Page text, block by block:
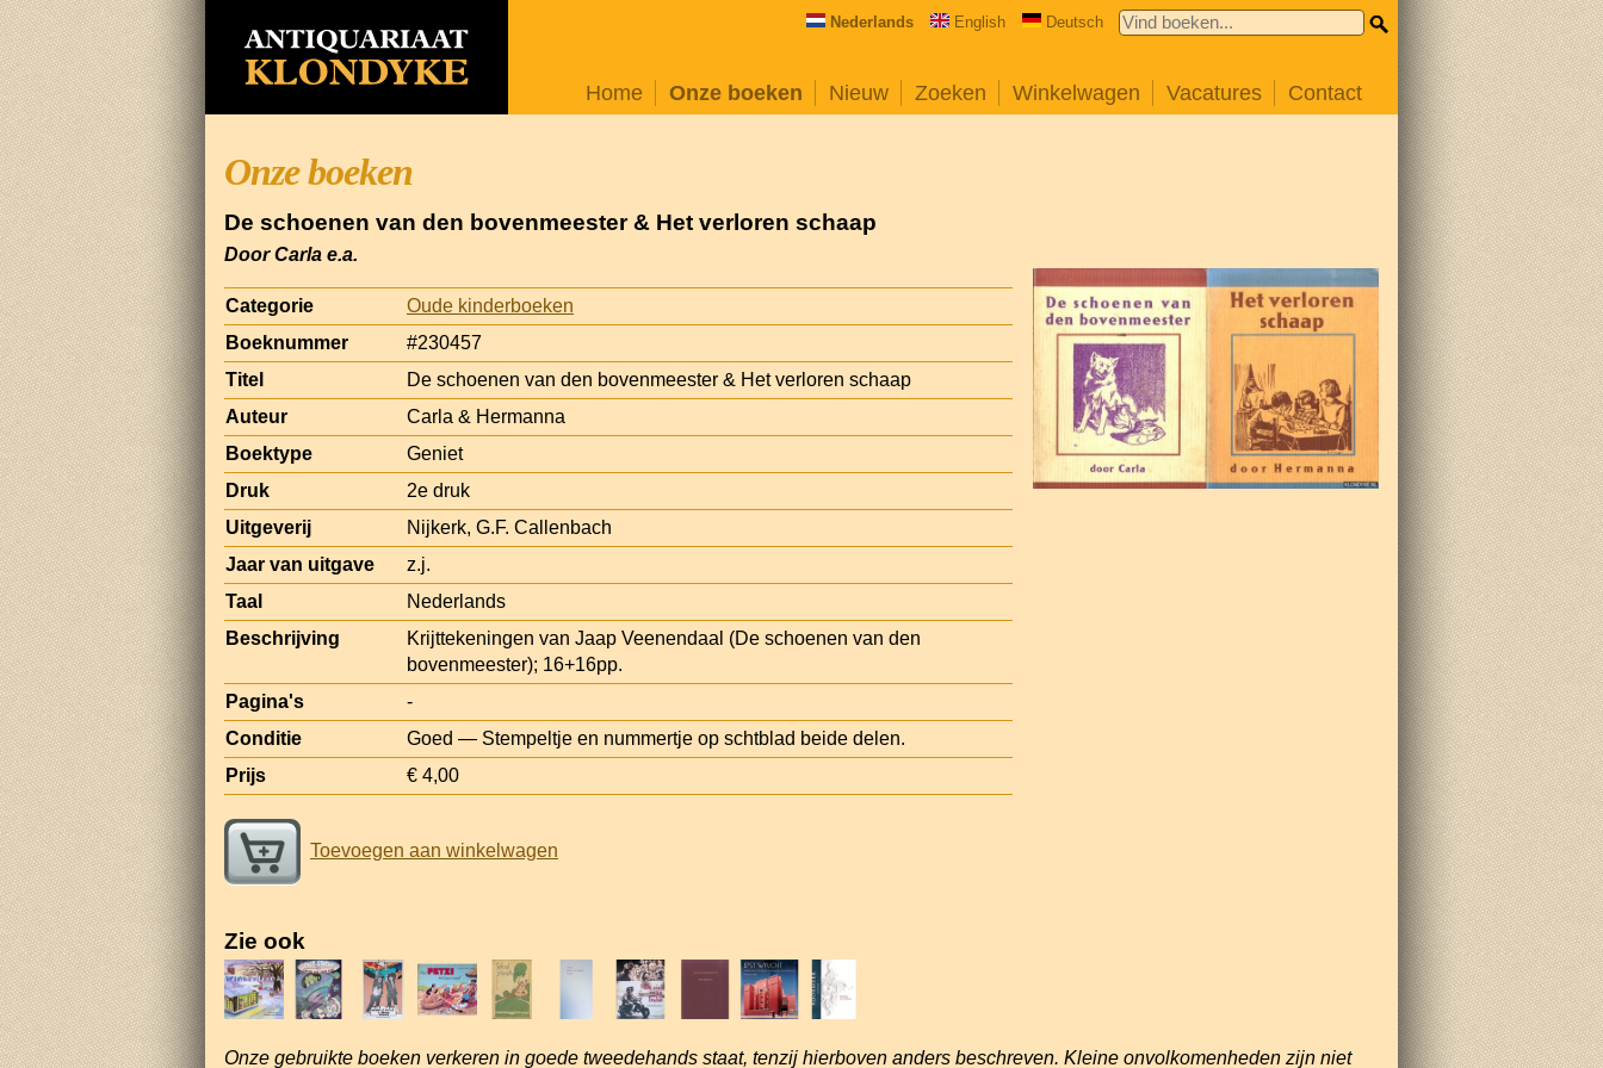
Nederlands English Deutsch
Home Onze boeken Nieuw Zoeken Winkelwagen Vacatures Contact
Onze boeken
De schoenen van den bovenmeester & Het verloren schaap
Door Carla e.a.
Categorie
Oude kinderboeken
Boeknummer
#230457
Titel
De schoenen van den bovenmeester & Het verloren schaap
Auteur
Carla & Hermanna
Boektype
Geniet
Druk
2e druk
Uitgeverij
Nijkerk, G.F. Callenbach
Jaar van uitgave
z.j.
Taal
Nederlands
Beschrijving
Krijttekeningen van Jaap Veenendaal (De schoenen van den
bovenmeester); 16+16pp.
Pagina's
-
Conditie
Goed — Stempeltje en nummertje op schtblad beide delen.
Prijs
€ 4,00
Toevoegen aan winkelwagen
Zie ook
Onze gebruikte boeken verkeren in goede tweedehands staat, tenzij hierboven anders beschreven. Kleine onvolkomenheden zijn niet